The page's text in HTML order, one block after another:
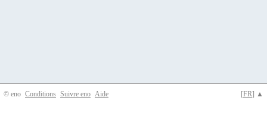
© eno [FR] ▲
Conditions Suivre eno Aide